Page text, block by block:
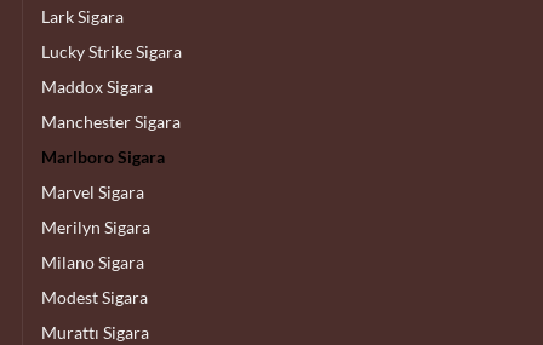
Lark Sigara
Lucky Strike Sigara
Maddox Sigara
Manchester Sigara
Marlboro Sigara
Marvel Sigara
Merilyn Sigara
Milano Sigara
Modest Sigara
Murattı Sigara